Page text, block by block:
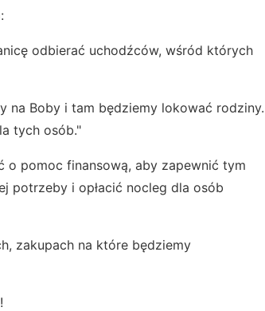
odbierać uchodźców, wśród których
na Boby i tam będziemy lokować rodziny.
tych osób."
o pomoc finansową, aby zapewnić tym
potrzeby i opłacić nocleg dla osób
zakupach na które będziemy